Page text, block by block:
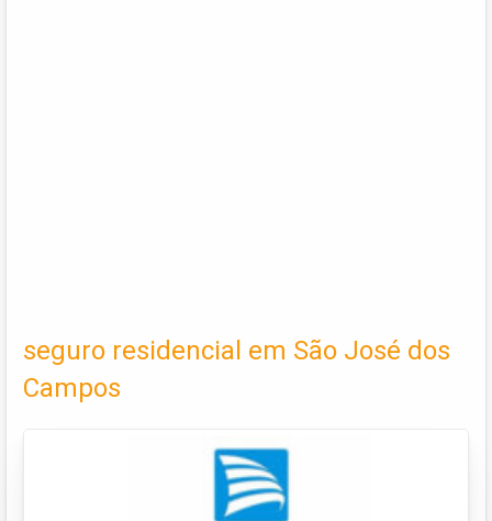
seguro residencial em São José dos
Campos